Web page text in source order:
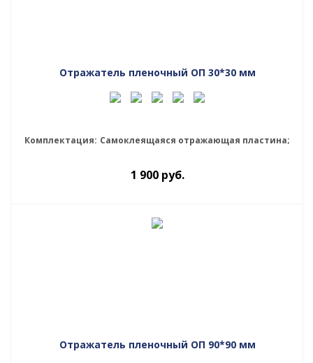
Отражатель пленочный ОП 30*30 мм
Комплектация: Самоклеящаяся отражающая пластина;
1 900руб.
Отражатель пленочный ОП 90*90 мм